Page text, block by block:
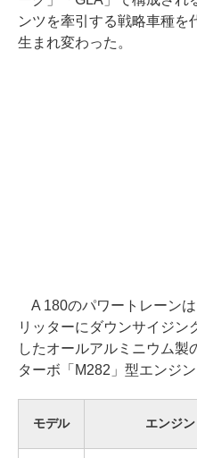
ンツを牽引する戦略車種を
生まれ変わった。
A 180のパワートレーン
リッターにダウンサイジン
したオールアルミニウム製
ターボ「M282」型エンジン
モデル エンジン